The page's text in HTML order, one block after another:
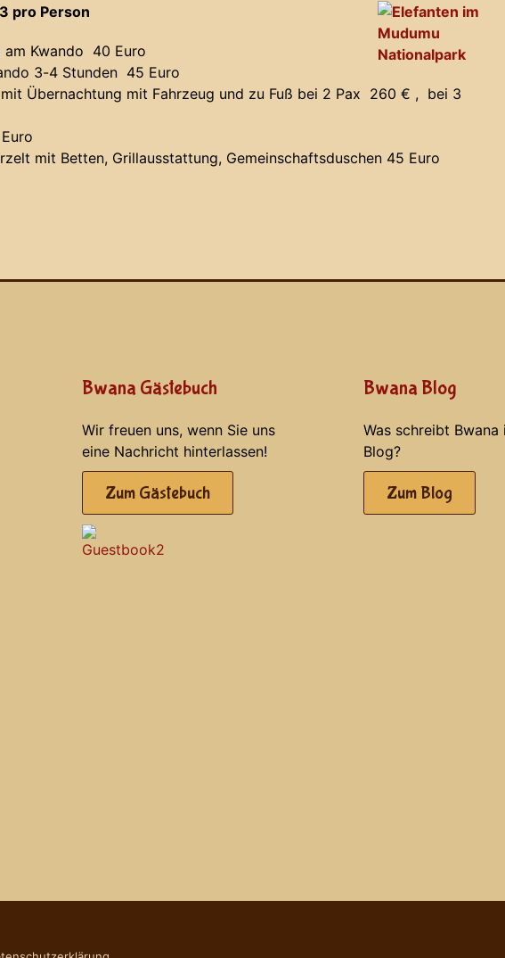
pro Person
am Kwando 40 Euro
3-4 Stunden 45 Euro
Übernachtung mit Fahrzeug und zu Fuß bei 2 Pax 260 € , bei 3
mit Betten, Grillausstattung, Gemeinschaftsduschen 45 Euro
Bwana Gästebuch
Wir freuen uns, wenn Sie uns
eine Nachricht hinterlassen!
Zum Gästebuch
Bwana Blog
Was schreibt Bwana
Blog?
Zum Blog